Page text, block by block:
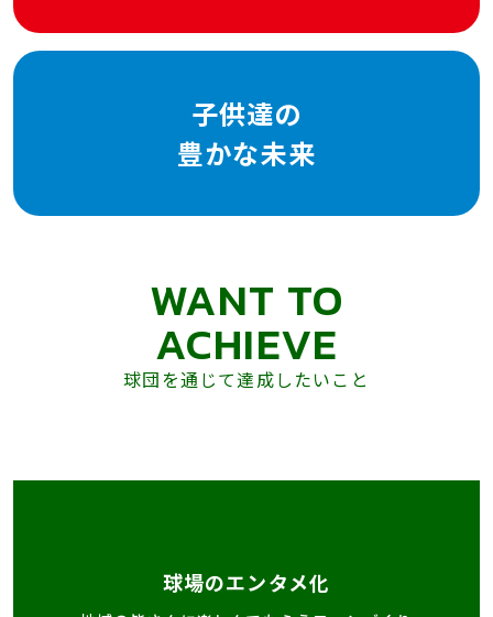
子供達の
豊かな未来
WANT TO
ACHIEVE
球団を通じて達成したいこと
球場のエンタメ化